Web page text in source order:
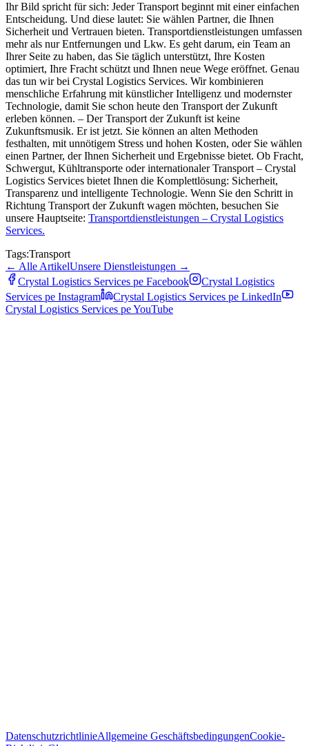
Ihr Bild spricht für sich: Jeder Transport beginnt mit einer einfachen
Entscheidung. Und diese lautet: Sie wählen Partner, die Ihnen
Sicherheit und Vertrauen bieten. Transportdienstleistungen umfassen
mehr als nur Entfernungen und Lkw. Es geht darum, ein Team an
Ihrer Seite zu haben, das Sie täglich unterstützt, Ihre Kosten
optimiert, Ihre Fracht schützt und Ihnen neue Wege eröffnet. Genau
das tun wir bei Crystal Logistics Services. Wir kombinieren
menschliche Erfahrung mit künstlicher Intelligenz und modernster
Technologie, damit Sie schon heute den Transport der Zukunft
erleben können. – Der Transport der Zukunft ist keine
Zukunftsmusik. Er ist jetzt. Sie können an alten Methoden
festhalten, mit unnötigem Stress und hohen Kosten, oder Sie wählen
einen Partner, der Ihnen Sicherheit und Ergebnisse bietet. Ob Fracht,
Schwergut, Kühltransporte oder internationaler Transport – Crystal
Logistics Services bietet Ihnen die Komplettlösung: Sicherheit,
Transparenz und intelligente Technologie. Wenn Sie den Schritt in
Richtung Transport der Zukunft wagen möchten, besuchen Sie
unsere Hauptseite: Transportdienstleistungen – Crystal Logistics
Services.
Tags:Transport
← Alle ArtikelUnsere Dienstleistungen →
Crystal Logistics Services pe Facebook
Crystal Logistics
Services pe Instagram Crystal Logistics Services pe LinkedIn
Crystal Logistics Services peYouTube
DatenschutzrichtlinieAllgemeine GeschäftsbedingungenCookie-